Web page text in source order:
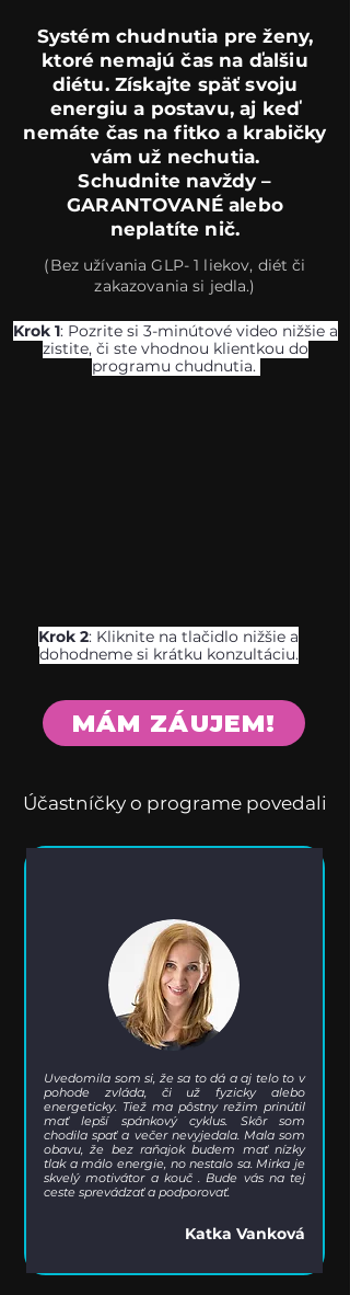
Systém chudnutia pre ženy,
ktoré nemajú čas na ďalšiu
diétu. Získajte späť svoju
energiu a postavu, aj keď
nemáte čas na fitko a krabičky
vám už nechutia.
Schudnite navždy –
GARANTOVANÉ alebo
neplatíte nič.
(Bez užívania GLP- 1 liekov, diét či
zakazovania si jedla.)
Krok 1: Pozrite si 3-minútové video nižšie a
zistite, či ste vhodnou klientkou do
programu chudnutia.
Krok 2: Kliknite na tlačidlo nižšie a
dohodneme si krátku konzultáciu.
MÁM ZÁUJEM!
Účastníčky o programe povedali
Uvedomila som si, že sa to dá a aj telo to v
pohode zvláda, či už fyzicky alebo
energeticky. Tiež ma pôstny režim prinútil
mať lepší spánkový cyklus. Skôr som
chodila spať a večer nevyjedala. Mala som
obavu, že bez raňajok budem mať nízky
tlak a málo energie, no nestalo sa. Mirka je
skvelý motivátor a kouč . Bude vás na tej
ceste sprevádzať a podporovať.
Katka Vanková